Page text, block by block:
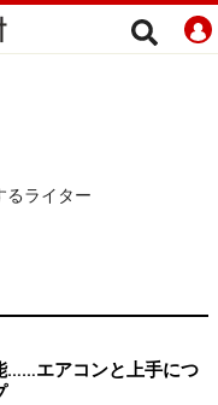
るライター
……エアコンと上手につ